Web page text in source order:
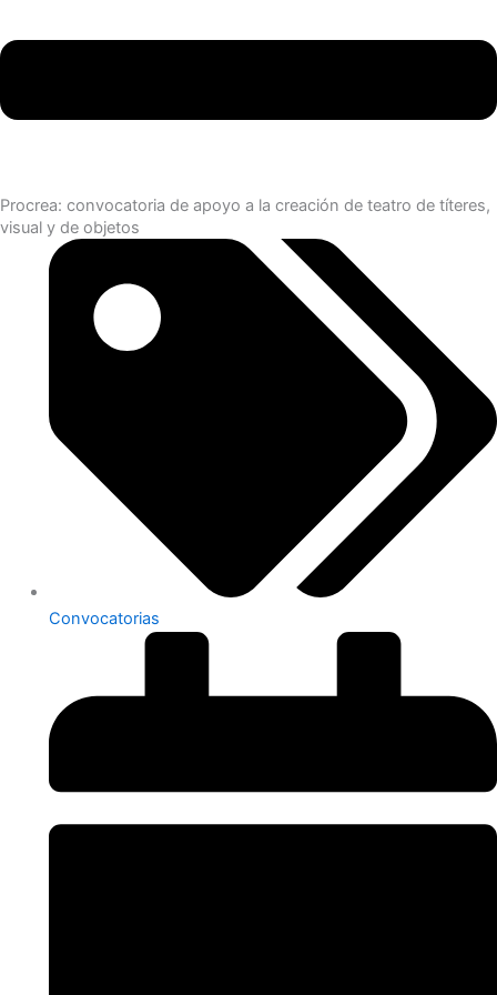
Procrea: convocatoria de apoyo a la creación de teatro de títeres,
visual y de objetos
Convocatorias